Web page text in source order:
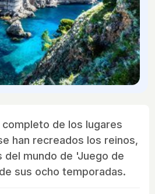
de los lugares
han recreados los reinos,
del mundo de 'Juego de
sus ocho temporadas.